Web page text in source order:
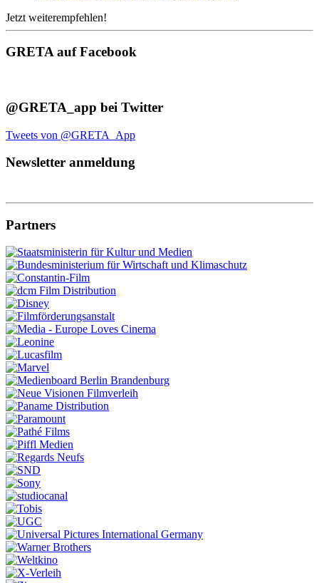
Jetzt weiterempfehlen!
GRETA auf Facebook
@GRETA_app bei Twitter
Tweets von @GRETA_App
Newsletter anmeldung
Partners